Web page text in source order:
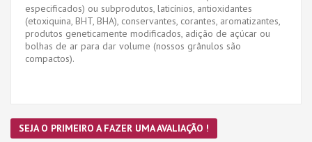
especificados) ou subprodutos, laticínios, antioxidantes
(etoxiquina, BHT, BHA), conservantes, corantes, aromatizantes,
produtos geneticamente modificados, adição de açúcar ou
bolhas de ar para dar volume (nossos grânulos são
compactos).
SEJA O PRIMEIRO A FAZER UMA AVALIAÇÃO !